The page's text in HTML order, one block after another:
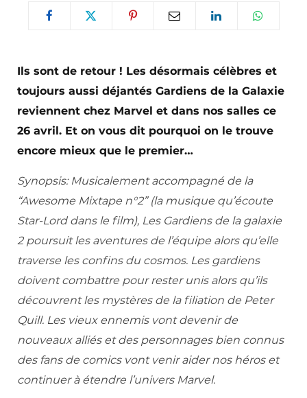
Ils sont de retour ! Les désormais célèbres et
toujours aussi déjantés Gardiens de la Galaxie
reviennent chez Marvel et dans nos salles ce
26 avril. Et on vous dit pourquoi on le trouve
encore mieux que le premier…
Synopsis: Musicalement accompagné de la
“Awesome Mixtape n°2” (la musique qu’écoute
Star-Lord dans le film), Les Gardiens de la galaxie
2 poursuit les aventures de l’équipe alors qu’elle
traverse les confins du cosmos. Les gardiens
doivent combattre pour rester unis alors qu’ils
découvrent les mystères de la filiation de Peter
Quill. Les vieux ennemis vont devenir de
nouveaux alliés et des personnages bien connus
des fans de comics vont venir aider nos héros et
continuer à étendre l’univers Marvel.